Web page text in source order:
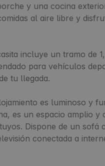
y una cocina
al aire libre y
incluye un tramo de
para vehículos
tu llegada.
es luminoso y
es un espacio amplio
Dispone de un sofá
conectada a